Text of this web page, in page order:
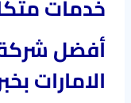
خدمات
أفضل
الامارات